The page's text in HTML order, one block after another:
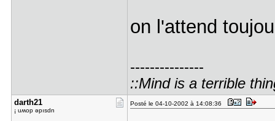
on l'attend
---------------
::Mind is a terrible
darth21
¡ uʍop ǝpısdn
Posté le 04-10-2002 à 14:08:36